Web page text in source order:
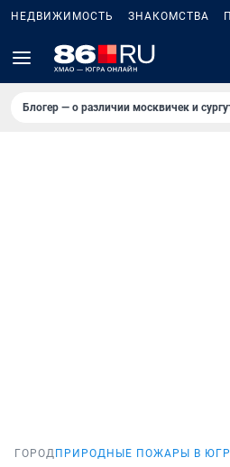
НЕДВИЖИМОСТЬ ЗНАКОМСТВА
Блогер — о различии москвичек и
ГОРОД ПРИРОДНЫЕ ПОЖАРЫ В